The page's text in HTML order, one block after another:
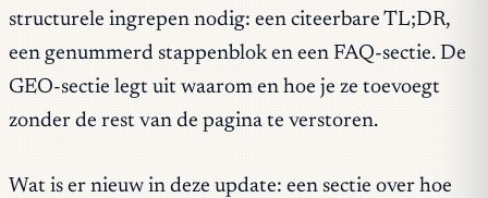
structurele ingrepen nodig: een citeerbare TL;DR,
een genummerd stappenblok en een FAQ-sectie. De
GEO-sectie legt uit waarom en hoe je ze toevoegt
zonder de rest van de pagina te verstoren.
Wat is er nieuw in deze update: een sectie over hoe